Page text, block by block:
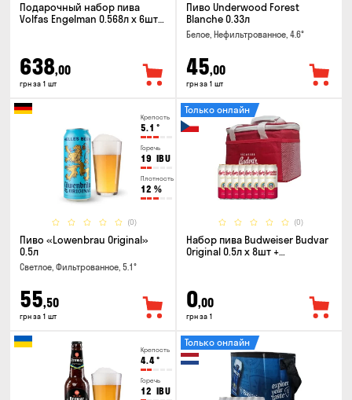
Подарочный набор пива
Volfas Engelman 0.568л x 6шт +
638,00
грн за 1 шт
Пиво Underwood Forest
Blanche 0.33л
Белое, Нефильтрованное, 4.6°
45,00
грн за 1 шт
Крепость
5.1 °
Горечь
19 IBU
Плотность
12 %
(0)
Пиво «Lowenbrau Original»
0.5л
Светлое, Фильтрованное, 5.1°
55,50
грн за 1 шт
(0)
Только онлайн
Набор пива Budweiser Budvar
Original 0.5л x 8шт +
0,00
грн за 1
Крепость
4.4°
Горечь
12 IBU
Только онлайн